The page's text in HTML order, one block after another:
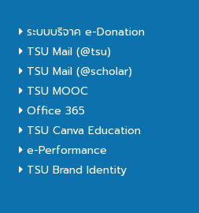
ระบบบริจาค e-Donation
TSU Mail (@tsu)
TSU Mail (@scholar)
TSU MOOC
Office 365
TSU Canva Education
e-Performance
TSU Brand Identity